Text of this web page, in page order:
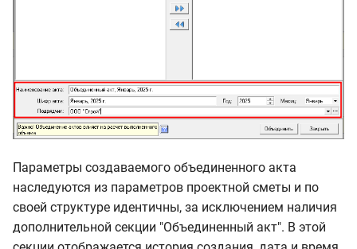
Параметры создаваемого объединенного акта
наследуются из параметров проектной сметы и по
своей структуре идентичны, за исключением наличия
дополнительной секции "Объединенный акт". В этой